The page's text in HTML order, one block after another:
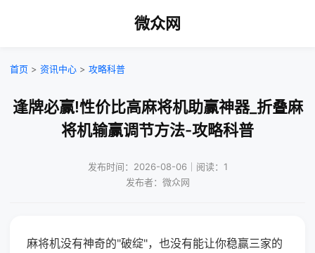
微众网
首页 > 资讯中心 > 攻略科普
逢牌必赢!性价比高麻将机助赢神器_折叠麻
将机输赢调节方法-攻略科普
发布时间：2026-08-06｜阅读：1
发布者：微众网
麻将机没有神奇的"破绽"，也没有能让你稳赢三家的